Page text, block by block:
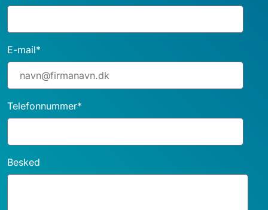
E-mail*
Telefonnummer*
Besked